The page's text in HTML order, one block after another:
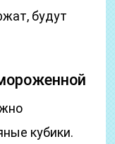
будут
кубики.